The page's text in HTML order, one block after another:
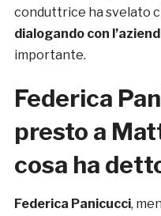
conduttrice ha svelato
dialogando con
importante.
Federica
presto a
cosa ha
Federica Panicucci,